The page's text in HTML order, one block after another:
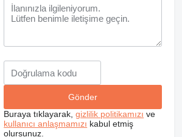
Buraya tıklayarak,gizlilik politikamızı ve
kullanıcı anlaşmamızı kabul etmiş
olursunuz.